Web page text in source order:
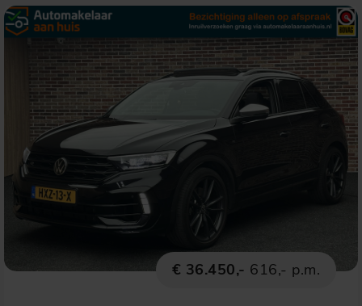
€ 36.450,- 616,- p.m.